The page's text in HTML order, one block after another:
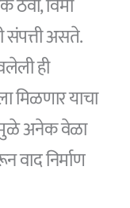
ठेवी, विमा
संपत्ती असते.
ही
मिळणार याचा
अनेक वेळा
वाद निर्माण